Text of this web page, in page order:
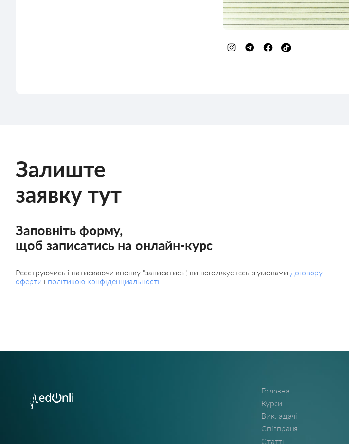
Залиште
заявку тут
Заповніть форму,
щоб записатись на онлайн-курс
Реєструючись і натискаючи кнопку "записатись", ви погоджуєтесь з умовами договору-
оферти і політикою конфіденциальності
Головна
Курси
Викладачі
Співпраця
Статті